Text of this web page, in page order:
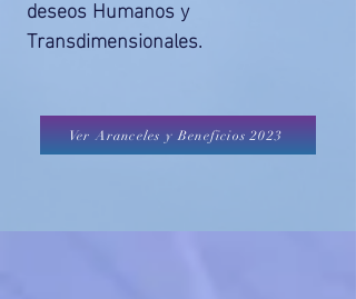
deseos Humanos y
Transdimensionales.
Ver Aranceles y Beneficios 2023